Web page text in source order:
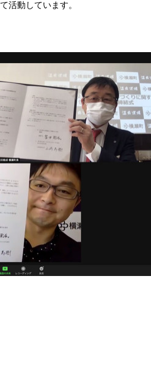
活動しています。